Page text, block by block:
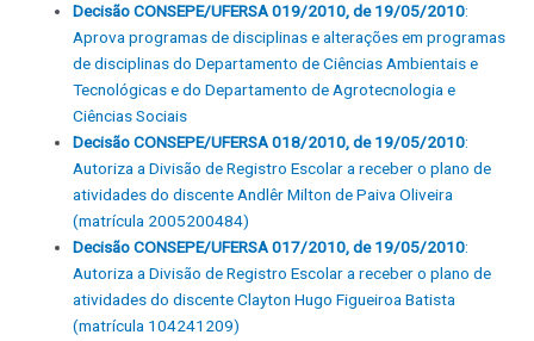
Decisão CONSEPE/UFERSA 019/2010, de 19/05/2010:
Aprova programas de disciplinas e alterações em programas
de disciplinas do Departamento de Ciências Ambientais e
Tecnológicas e do Departamento de Agrotecnologia e
Ciências Sociais
Decisão CONSEPE/UFERSA 018/2010, de 19/05/2010:
Autoriza a Divisão de Registro Escolar a receber o plano de
atividades do discente Andlêr Milton de Paiva Oliveira
(matrícula 2005200484)
Decisão CONSEPE/UFERSA 017/2010, de 19/05/2010:
Autoriza a Divisão de Registro Escolar a receber o plano de
atividades do discente Clayton Hugo Figueiroa Batista
(matrícula 104241209)